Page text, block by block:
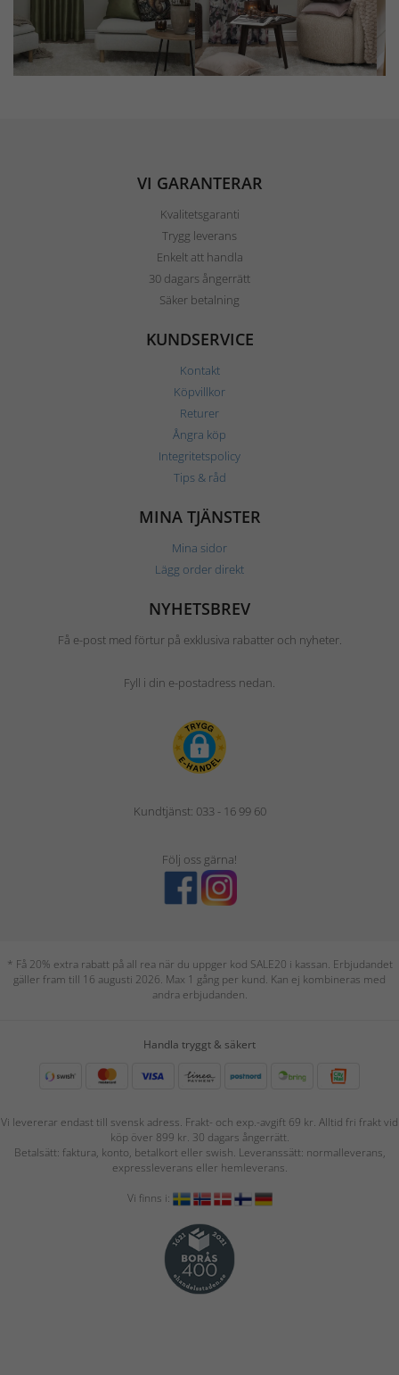
VI GARANTERAR
Kvalitetsgaranti
Trygg leverans
Enkelt att handla
30 dagars ångerrätt
Säker betalning
KUNDSERVICE
Kontakt
Köpvillkor
Returer
Ångra köp
Integritetspolicy
Tips & råd
MINA TJÄNSTER
Mina sidor
Lägg order direkt
NYHETSBREV
Få e-post med förtur på exklusiva rabatter och nyheter.
Fyll i din e-postadress nedan.
Kundtjänst: 033 - 16 99 60
Följ oss gärna!
* Få 20% extra rabatt på all rea när du uppger kod SALE20 i kassan. Erbjudandet
gäller fram till 16 augusti 2026. Max 1 gång per kund. Kan ej kombineras med
andra erbjudanden.
Handla tryggt & säkert
Vi levererar endast till svensk adress. Frakt- och exp.-avgift 69 kr. Alltid fri frakt vid
köp över 899 kr. 30 dagars ångerrätt.
Betalsätt: faktura, konto, betalkort eller swish. Leveranssätt: normalleverans,
expressleverans eller hemleverans.
Vi finns i: